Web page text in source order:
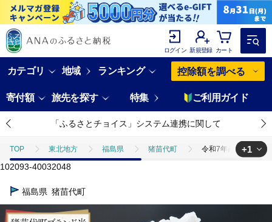
ログイン 新規登録 カート
カテゴリ 地域 ランキング 控除額を調べる
寄付額 旅先を探す 特集 ご利用ガイド
「ふるさとチョイス」システム連携に関して
TOP 東北地方 福島県 猪苗代町 令和7年産 猪苗代町
TOP 米・穀物
+1
102093-40032048
福島県 猪苗代町